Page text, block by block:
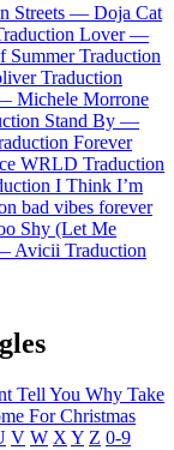
Streets — Doja Cat
Lover —
Summer Traduction
Traduction
Michele Morrone
Stand By —
Forever
WRLD Traduction
I Think I’m
bad vibes forever
Shy (Let Me
Avicii Traduction
Tell You Why Take
For Christmas
V W X Y Z 0-9